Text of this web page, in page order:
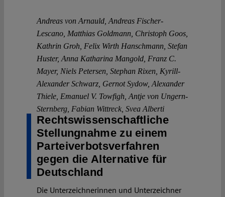
Andreas von Arnauld,Andreas Fischer-
Lescano, Matthias Goldmann, Christoph Goos,
Kathrin Groh, Felix Wirth Hanschmann, Stefan
Huster,Anna Katharina Mangold, Franz C.
Mayer, Niels Petersen, Stephan Rixen, Kyrill-
Alexander Schwarz, Gernot Sydow,Alexander
Thiele, Emanuel V. Towfigh,Antje von Ungern-
Sternberg, Fabian Wittreck, Svea Alberti
Rechtswissenschaftliche
Stellungnahme zu einem
Parteiverbotsverfahren
gegen die Alternative für
Deutschland
Die Unterzeichnerinnen und Unterzeichner